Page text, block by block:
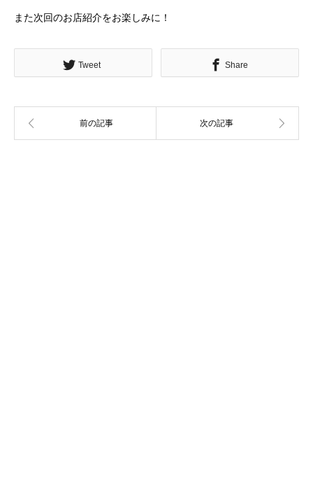
また次回のお店紹介をお楽しみに！
Tweet Share